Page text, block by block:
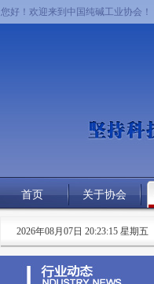
您好！欢迎来到中国纯碱工业协会！
首页 关于协会
2026年08月07日 20:23:15 星期五